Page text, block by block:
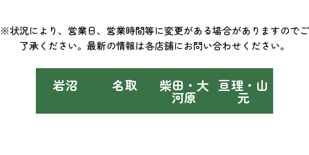
※状況により、営業日、営業時間等に変更がある場合がありますのでご
了承ください。最新の情報は各店舗にお問い合わせください。
岩沼 名取 柴田・大
河原
亘理・山
元